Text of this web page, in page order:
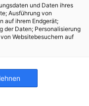
und Daten ihres
Ausführung von
auf ihrem Endgerät;
der Daten; Personalisierung
Websitebesuchern auf